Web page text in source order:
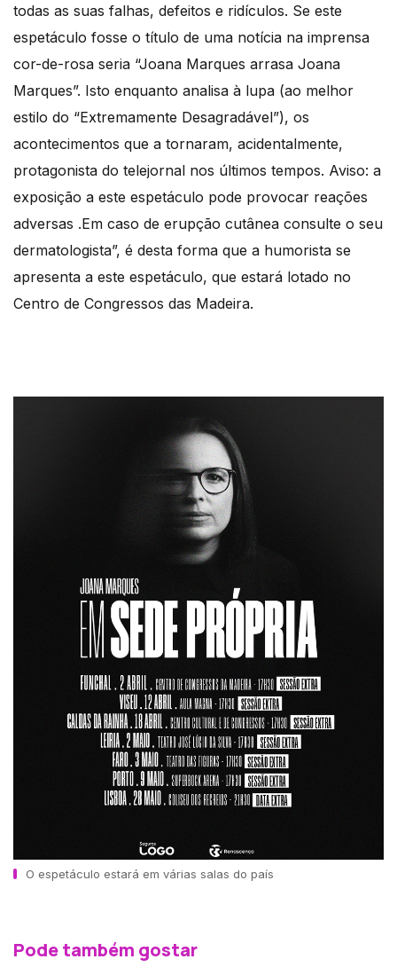
todas as suas falhas, defeitos e ridículos. Se este
espetáculo fosse o título de uma notícia na imprensa
cor-de-rosa seria “Joana Marques arrasa Joana
Marques”. Isto enquanto analisa à lupa (ao melhor
estilo do “Extremamente Desagradável”), os
acontecimentos que a tornaram, acidentalmente,
protagonista do telejornal nos últimos tempos. Aviso: a
exposição a este espetáculo pode provocar reações
adversas .Em caso de erupção cutânea consulte o seu
dermatologista”, é desta forma que a humorista se
apresenta a este espetáculo, que estará lotado no
Centro de Congressos das Madeira.
O espetáculo estará em várias salas do país
Pode também gostar